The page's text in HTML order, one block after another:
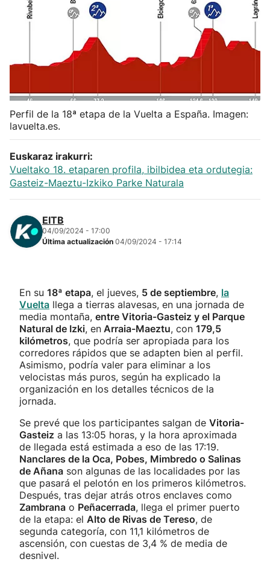
Atletismo
Carreras de montaña
"Helmuga"
Perfil de la 18ª etapa de la Vuelta a España. Imagen:
lavuelta.es.
Euskaraz irakurri:
Vueltako 18. etaparen profila, ibilbidea eta ordutegia:
Gasteiz-Maeztu-Izkiko Parke Naturala
EITB
04/09/2024 - 17:00
Última actualización 04/09/2024 - 17:14
En su 18ª etapa, el jueves, 5 de septiembre, la
Vuelta llega a tierras alavesas, en una jornada de
media montaña, entre Vitoria-Gasteiz y el Parque
Natural de Izki, en Arraia-Maeztu, con 179,5
kilómetros, que podría ser apropiada para los
corredores rápidos que se adapten bien al perfil.
Asimismo, podría valer para eliminar a los
velocistas más puros, según ha explicado la
organización en los detalles técnicos de la
jornada.
Se prevé que los participantes salgan de Vitoria-
Gasteiz a las 13:05 horas, y la hora aproximada
de llegada está estimada a eso de las 17:19.
Nanclares de la Oca, Pobes, Mimbredo o Salinas
de Añana son algunas de las localidades por las
que pasará el pelotón en los primeros kilómetros.
Después, tras dejar atrás otros enclaves como
Zambrana o Peñacerrada, llega el primer puerto
de la etapa: el Alto de Rivas de Tereso, de
segunda categoría, con 11,1 kilómetros de
ascensión, con cuestas de 3,4 % de media de
desnivel.